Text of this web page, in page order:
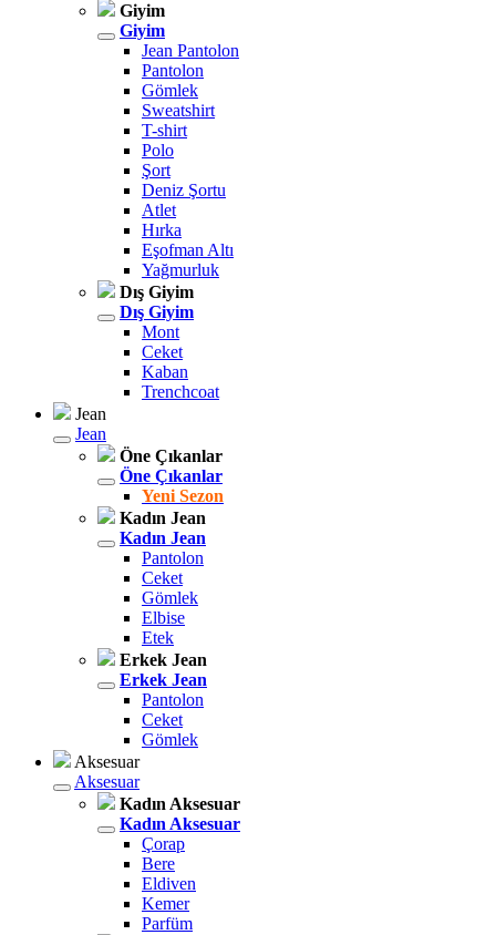
Giyim
Giyim
Jean Pantolon
Pantolon
Gömlek
Sweatshirt
T-shirt
Polo
Şort
Deniz Şortu
Atlet
Hırka
Eşofman Altı
Yağmurluk
Dış Giyim
Dış Giyim
Mont
Ceket
Kaban
Trenchcoat
Jean
Jean
Öne Çıkanlar
Öne Çıkanlar
Yeni Sezon
Kadın Jean
Kadın Jean
Pantolon
Ceket
Gömlek
Elbise
Etek
Erkek Jean
Erkek Jean
Pantolon
Ceket
Gömlek
Aksesuar
Aksesuar
Kadın Aksesuar
Kadın Aksesuar
Çorap
Bere
Eldiven
Kemer
Parfüm